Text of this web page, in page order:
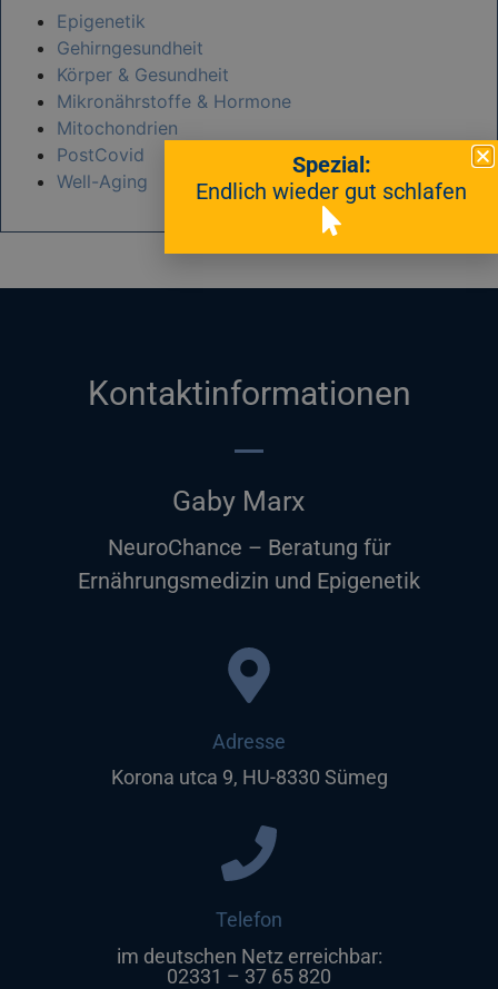
Epigenetik
Gehirngesundheit
Körper & Gesundheit
Mikronährstoffe & Hormone
Mitochondrien
PostCovid
Well-Aging
Kontaktinformationen
Gaby Marx
NeuroChance – Beratung für
Ernährungsmedizin und Epigenetik
Adresse
Korona utca 9, HU-8330 Sümeg
Telefon
im deutschen Netz erreichbar:
02331 – 37 65 820
Spezial:
Endlich wieder gut schlafen